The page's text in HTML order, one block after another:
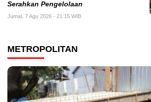
Serahkan Pengelolaan
Jumat, 7 Agu 2026 - 21:15 WIB
METROPOLITAN